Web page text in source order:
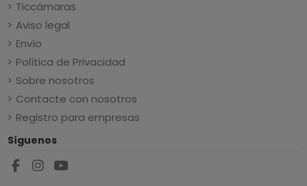
Ticcámaras
Aviso legal
Envío
Política de Privacidad
Sobre nosotros
Contacte con nosotros
Registro para empresas
Síguenos